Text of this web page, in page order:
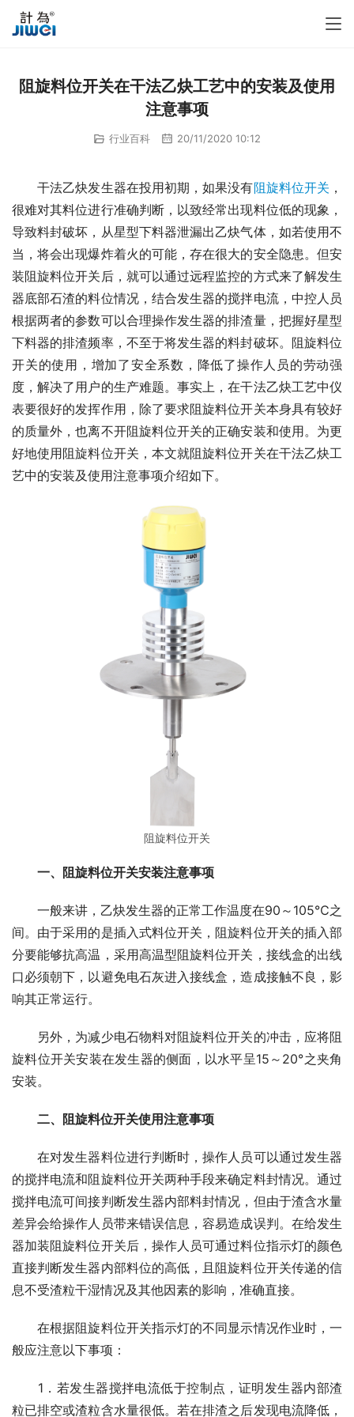
阻旋料位开关在干法乙炔工艺中的安装及使用
注意事项
行业百科 20/11/2020 10:12
干法乙炔发生器在投用初期，如果没有阻旋料位开关 ，
很难对其料位进行准确判断，以致经常出现料位低的现象，
导致料封破坏，从星型下料器泄漏出乙炔气体，如若使用不
当，将会出现爆炸着火的可能，存在很大的安全隐患。但安
装阻旋料位开关后，就可以通过远程监控的方式来了解发生
器底部石渣的料位情况，结合发生器的搅拌电流，中控人员
根据两者的参数可以合理操作发生器的排渣量，把握好星型
下料器的排渣频率，不至于将发生器的料封破坏。阻旋料位
开关的使用，增加了安全系数，降低了操作人员的劳动强
度，解决了用户的生产难题。事实上，在干法乙炔工艺中仪
表要很好的发挥作用，除了要求阻旋料位开关本身具有较好
的质量外，也离不开阻旋料位开关的正确安装和使用。为更
好地使用阻旋料位开关，本文就阻旋料位开关在干法乙炔工
艺中的安装及使用注意事项介绍如下。
阻旋料位开关
一、阻旋料位开关安装注意事项
一般来讲，乙炔发生器的正常工作温度在90～105℃之
间。由于采用的是插入式料位开关，阻旋料位开关的插入部
分要能够抗高温，采用高温型阻旋料位开关，接线盒的出线
口必须朝下，以避免电石灰进入接线盒，造成接触不良，影
响其正常运行。
另外，为减少电石物料对阻旋料位开关的冲击，应将阻
旋料位开关安装在发生器的侧面，以水平呈15～20°之夹角
安装。
二、阻旋料位开关使用注意事项
在对发生器料位进行判断时，操作人员可以通过发生器
的搅拌电流和阻旋料位开关两种手段来确定料封情况。通过
搅拌电流可间接判断发生器内部料封情况，但由于渣含水量
差异会给操作人员带来错误信息，容易造成误判。在给发生
器加装阻旋料位开关后，操作人员可通过料位指示灯的颜色
直接判断发生器内部料位的高低，且阻旋料位开关传递的信
息不受渣粒干湿情况及其他因素的影响，准确直接。
在根据阻旋料位开关指示灯的不同显示情况作业时，一
般应注意以下事项：
1．若发生器搅拌电流低于控制点，证明发生器内部渣
粒已排空或渣粒含水量很低。若在排渣之后发现电流降低，